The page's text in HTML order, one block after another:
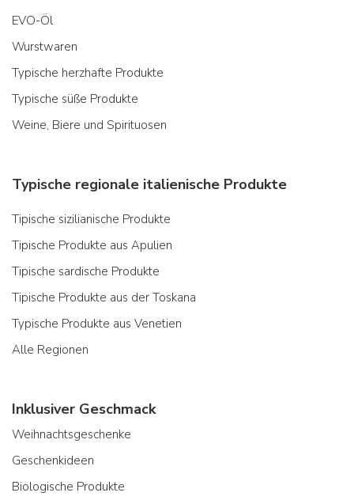
EVO-Öl
Wurstwaren
Typische herzhafte Produkte
Typische süße Produkte
Weine, Biere und Spirituosen
Typische regionale italienische Produkte
Tipische sizilianische Produkte
Tipische Produkte aus Apulien
Tipische sardische Produkte
Tipische Produkte aus der Toskana
Typische Produkte aus Venetien
Alle Regionen
Inklusiver Geschmack
Weihnachtsgeschenke
Geschenkideen
Biologische Produkte